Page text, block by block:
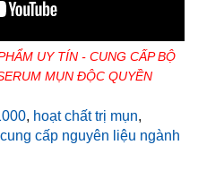
UY TÍN - CUNG CẤP BỘ
MỤN ĐỘC QUYỀN
, hoạt chất trị mụn,
cung cấp nguyên liệu ngành